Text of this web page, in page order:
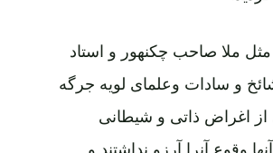
ملا صاحب چکنهور و استاد
و سادات وعلمای لویه جرگه
اغراض ذاتی و شیطانی
وقوع آنرا آرزو نداشتند و